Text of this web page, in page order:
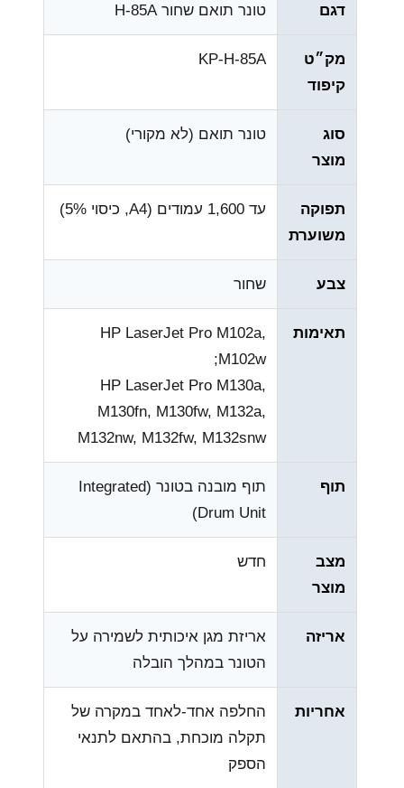
דגם טונר תואם שחור H-85A
מק״ט
קיפוד
KP-H-85A
סוג
מוצר
טונר תואם (לא מקורי)
תפוקה
משוערת
עד ‎1,600‎ עמודים (A4, כיסוי ‎5%‎)
צבע שחור
תאימות
HP LaserJet Pro M102a,
M102w;
HP LaserJet Pro M130a,
M130fn, M130fw, M132a,
M132nw, M132fw, M132snw
תוף
תוף מובנה בטונר (Integrated
Drum Unit)
מצב
מוצר
חדש
אריזה
אריזת מגן איכותית לשמירה על
הטונר במהלך הובלה
אחריות
החלפה אחד-לאחד במקרה של
תקלה מוכחת, בהתאם לתנאי
הספק